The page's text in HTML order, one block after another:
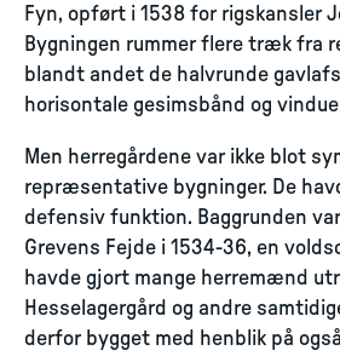
Fyn, opført i 1538 for rigskansler
Bygningen rummer flere træk fra
blandt andet de halvrunde
horisontale gesimsbånd og
Men herregårdene var ikke blot
repræsentative bygninger. De
defensiv funktion. Baggrunden
Grevens Fejde i 1534-36, en
havde gjort mange herremænd
Hesselagergård og andre
derfor bygget med henblik på